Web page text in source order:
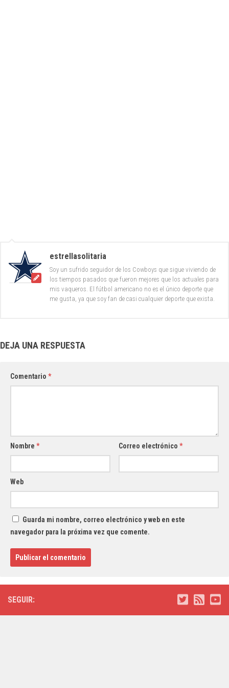
estrellasolitaria
Soy un sufrido seguidor de los Cowboys que sigue viviendo de
los tiempos pasados que fueron mejores que los actuales para
mis vaqueros. El fútbol americano no es el único deporte que
me gusta, ya que soy fan de casi cualquier deporte que exista.
DEJA UNA RESPUESTA
Comentario *
Nombre * Correo electrónico*
Web
Guarda mi nombre, correo electrónico y web en este
navegador para la próxima vez que comente.
SEGUIR: